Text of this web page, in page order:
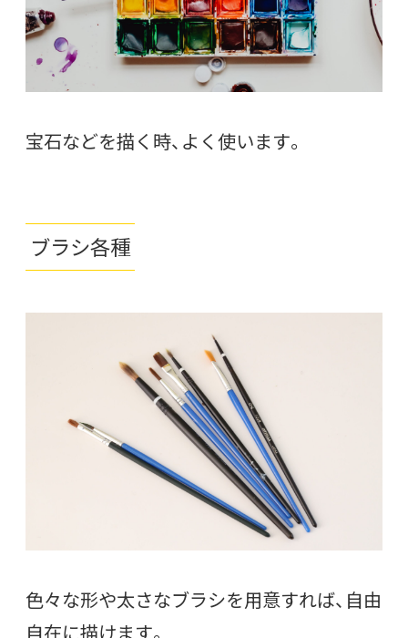
宝石などを描く時、よく使います。
ブラシ各種
色々な形や太さなブラシを用意すれば、自由
自在に描けます。